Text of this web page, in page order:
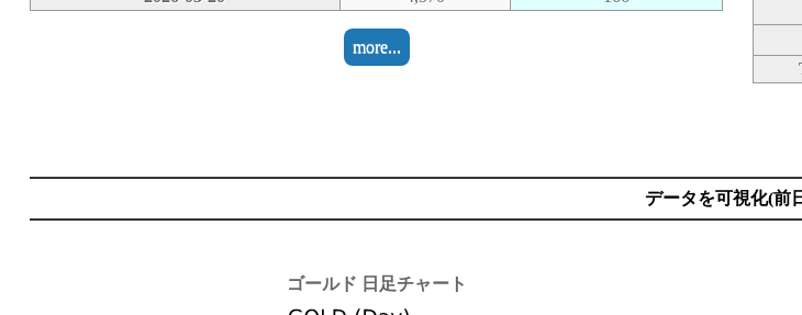
more...
データを可視化(前
ゴールド 日足チャート